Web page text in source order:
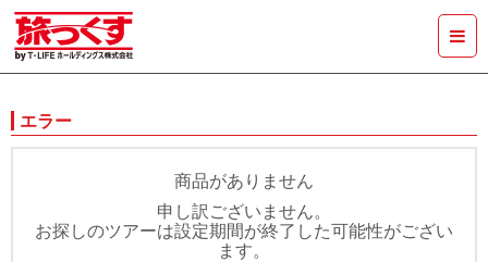
エラー
商品がありません
申し訳ございません。
お探しのツアーは設定期間が終了した可能性がござい
ます。